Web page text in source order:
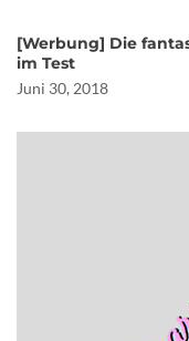
[Werbung] Die
im Test
Juni 30, 2018